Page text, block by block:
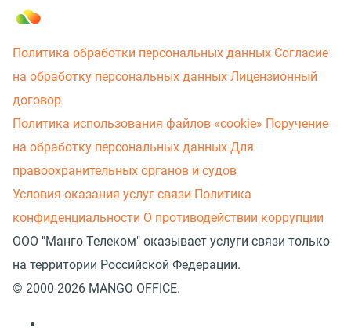
Политика обработки персональных данных Согласие
на обработку персональных данных Лицензионный
договор
Политика использования файлов «cookie» Поручение
на обработку персональных данных Для
правоохранительных органов и судов
Условия оказания услуг связи Политика
конфиденциальности О противодействии коррупции
ООО "Манго Телеком" оказывает услуги связи только
на территории Российской Федерации.
© 2000-2026 MANGO OFFICE.